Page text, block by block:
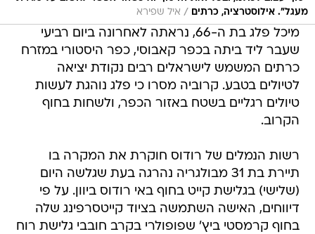
מעגל". אילוסטרציה, כרתים
/ איל שפירא
מיכל פלג בת ה-66, נראתה לאחרונה ביום רביעי
שעבר ליד ביתה בכפר קאבוסי, כפר היסטורי במזרח
כרתים המשמש לישראלים רבים נקודת יציאה
לטיולים בטבע. קרוביה מסרו כי פלג נוהגת לעשות
טיולים רגליים בשטח באזור הכפר, ולשחות בחוף
הקרוב.
רשות הנמלים של רודוס חוקרת את המקרה בו
תיירת בת 31 מבולגריה נהרגה בעת שגלשה היום
(שלישי) בגלישת קייט בחוף באי רודוס ביוון. על פי
דיווחים, האישה השתמשה בציוד קייטסרפינג שלה
בחוף קרמסטי ביץ' שפופולרי בקרב חובבי גלישת רוח